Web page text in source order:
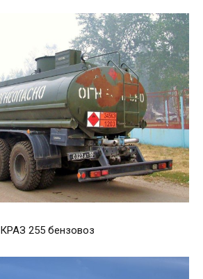
КРАЗ 255 бензовоз